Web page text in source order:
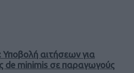
αιτήσεων για
de minimis σε παραγωγούς